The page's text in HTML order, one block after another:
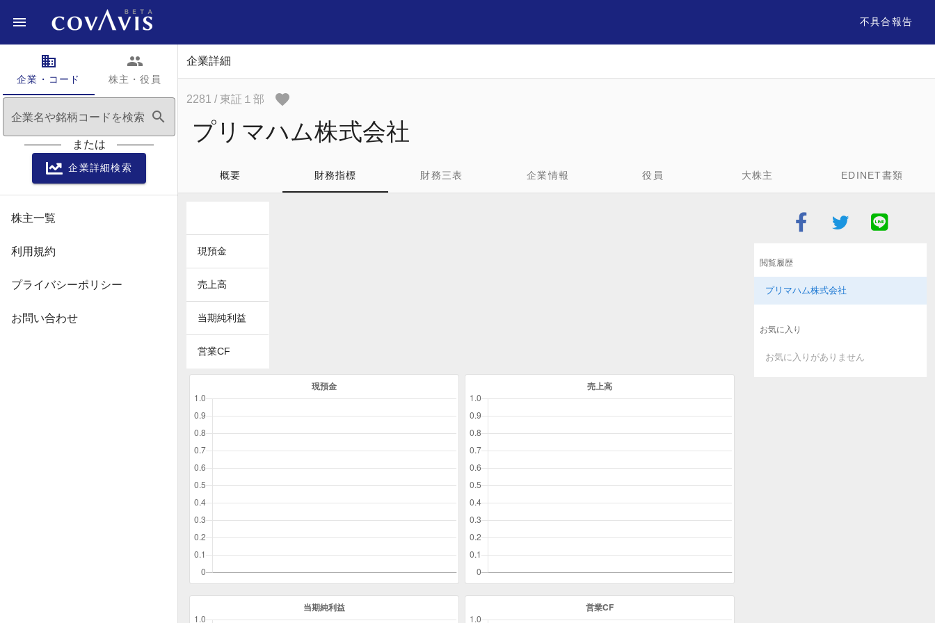
企業・コード
domain
株主・役員
people
企業名や銘柄コードを検索 search
または
企業詳細検索
株主一覧
利用規約
プライバシーポリシー
お問い合わせ
不具合報告
企業詳細
2281 / 東証１部
プリマハム株式会社
概要 財務指標 財務三表 企業情報 役員 大株主 EDINET書類
現預金
売上高
当期純利益
営業CF
閲覧履歴
プリマハム株式会社
お気に入り
お気に入りがありません